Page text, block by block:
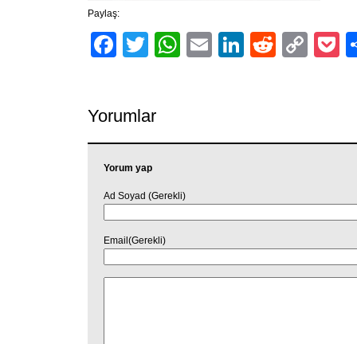
Paylaş:
Facebook
TwitterWhatsApp
EmailLinkedIn
Reddit
Yorumlar
Yorum yap
Ad Soyad (Gerekli)
Email(Gerekli)